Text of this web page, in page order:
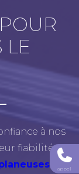
POUR
LE
à nos
fiabilité.
de
appel